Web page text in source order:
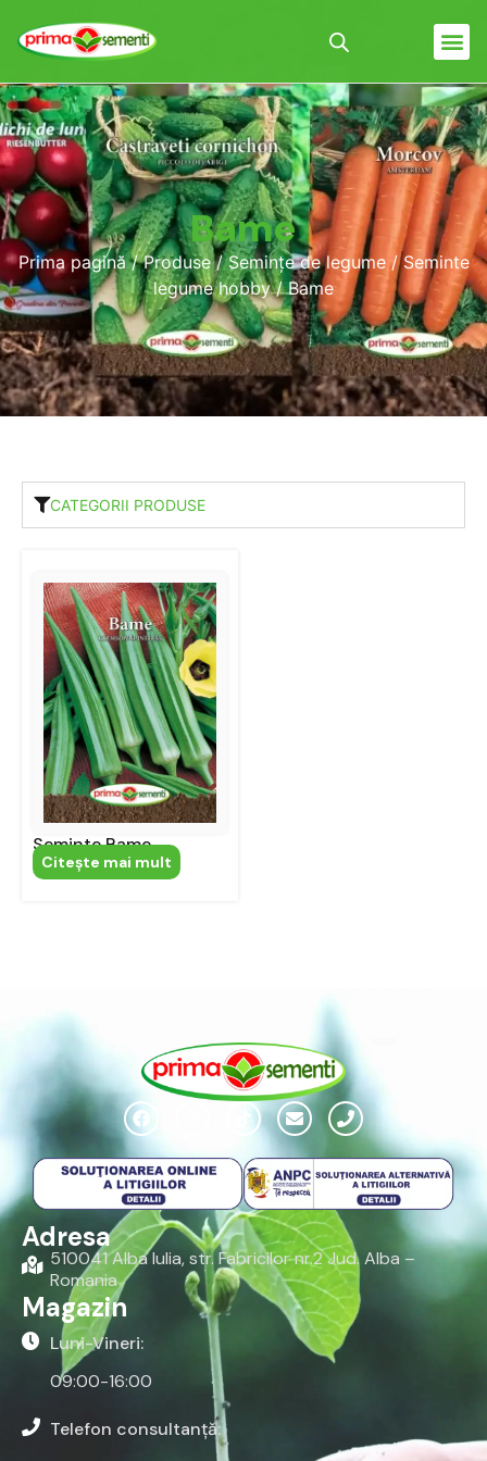
Bame
Prima pagină/Produse/Semințe de legume/Seminte
legume hobby/ Bame
CATEGORII PRODUSE
Seminte Bame
Citeşte mai mult
Adresa
510041 Alba Iulia, str. Fabricilor nr.2 Jud. Alba –
Romania
Magazin
Luni-Vineri:
09:00-16:00
Telefon consultanță: